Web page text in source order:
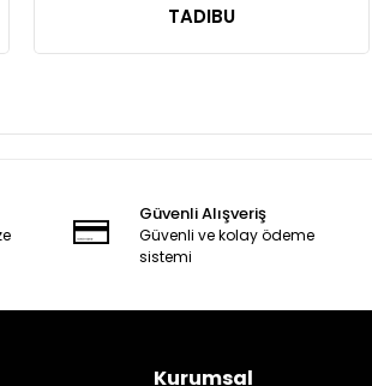
TADIBU
Güvenli Alışveriş
Güvenli ve kolay ödeme
sistemi
Kurumsal